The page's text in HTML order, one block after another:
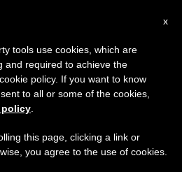
14th, 2016
x
tools use cookies, which are
and required to achieve the
policy. If you want to know
to all or some of the cookies,
this page, clicking a link or
you agree to the use of cookies.